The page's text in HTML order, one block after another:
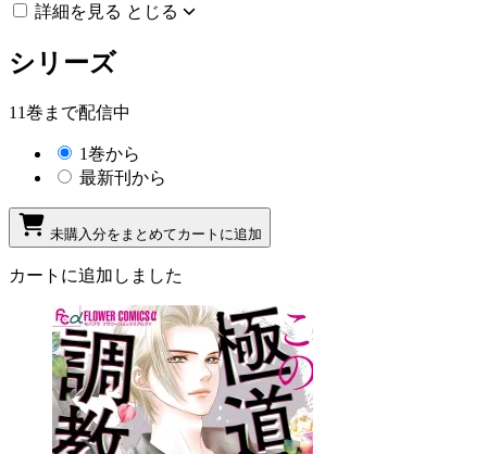
詳細を見る とじる
シリーズ
11巻まで配信中
1巻から
最新刊から
未購入分をまとめてカートに追加
カートに追加しました